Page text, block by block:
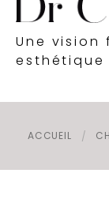
CHIRURGIE
CHIRURGIE DU
CHIRURGIE DE
CHIRURGIE
Une vision
esthétique
ACCUEIL